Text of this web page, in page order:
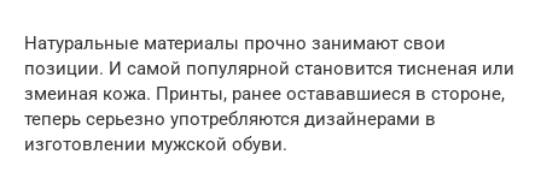
Натуральные материалы прочно занимают свои
позиции. И самой популярной становится тисненая или
змеиная кожа. Принты, ранее остававшиеся в стороне,
теперь серьезно употребляются дизайнерами в
изготовлении мужской обуви.